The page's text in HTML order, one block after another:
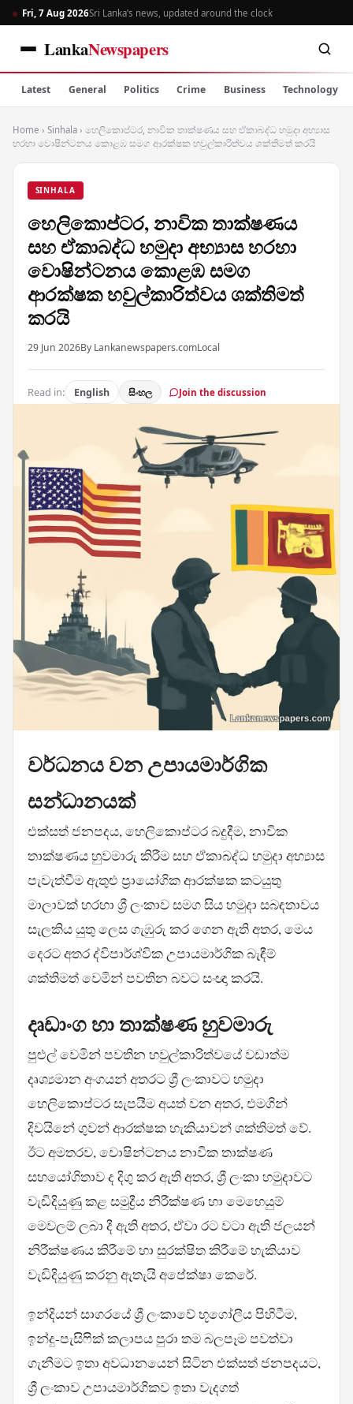
Fri, 7 Aug 2026Sri Lanka’s news, updated around the clock
LankaNewspapers
Latest General Politics Crime Business Technology
Home › Sinhala › හෙලිකොප්ටර, නාවික තාක්ෂණය සහ ඒකාබද්ධ හමුදා අභ්‍යාස
හරහා වොෂින්ටනය කොළඹ සමග ආරක්ෂක හවුල්කාරිත්වය ශක්තිමත් කරයි
SINHALA
හෙලිකොප්ටර, නාවික තාක්ෂණය
සහ ඒකාබද්ධ හමුදා අභ්‍යාස හරහා
වොෂින්ටනය කොළඹ සමග
ආරක්ෂක හවුල්කාරිත්වය ශක්තිමත්
කරයි
29 Jun 2026By Lankanewspapers.comLocal
Read in: English සිංහල Join the discussion
වර්ධනය වන උපායමාර්ගික
සන්ධානයක්
එක්සත් ජනපදය, හෙලිකොප්ටර බදුදීම, නාවික
තාක්ෂණය හුවමාරු කිරීම සහ ඒකාබද්ධ හමුදා අභ්‍යාස
පැවැත්වීම ඇතුළු ප්‍රායෝගික ආරක්ෂක කටයුතු
මාලාවක් හරහා ශ්‍රී ලංකාව සමග සිය හමුදා සබඳතාවය
සැලකිය යුතු ලෙස ගැඹුරු කර ගෙන ඇති අතර, මෙය
දෙරට අතර ද්විපාර්ශ්වික උපායමාර්ගික බැඳීම්
ශක්තිමත් වෙමින් පවතින බවට සංඥා කරයි.
දෘඩාංග හා තාක්ෂණ හුවමාරු
පුළුල් වෙමින් පවතින හවුල්කාරිත්වයේ වඩාත්ම
දෘශ්‍යමාන අංගයන් අතරට ශ්‍රී ලංකාවට හමුදා
හෙලිකොප්ටර සැපයීම අයත් වන අතර, එමගින්
දිවයිනේ ගුවන් ආරක්ෂක හැකියාවන් ශක්තිමත් වේ.
ඊට අමතරව, වොෂින්ටනය නාවික තාක්ෂණ
සහයෝගිතාව ද දිගු කර ඇති අතර, ශ්‍රී ලංකා හමුදාවට
වැඩිදියුණු කළ සමුද්‍රීය නිරීක්ෂණ හා මෙහෙයුම්
මෙවලම් ලබා දී ඇති අතර, ඒවා රට වටා ඇති ජලයන්
නිරීක්ෂණය කිරීමේ හා සුරක්ෂිත කිරීමේ හැකියාව
වැඩිදියුණු කරනු ඇතැයි අපේක්ෂා කෙරේ.
ඉන්දියන් සාගරයේ ශ්‍රී ලංකාවේ භූගෝලීය පිහිටීම,
ඉන්දු-පැසිෆික් කලාපය පුරා තම බලපෑම පවත්වා
ගැනීමට ඉතා අවධානයෙන් සිටින එක්සත් ජනපදයට,
ශ්‍රී ලංකාව උපායමාර්ගිකව ඉතා වැදගත්